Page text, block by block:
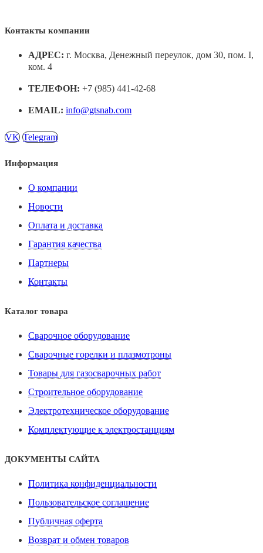
Контакты компании
АДРЕС: г. Москва, Денежный переулок, дом 30, пом. I,
ком. 4
ТЕЛЕФОН: +7 (985) 441-42-68
EMAIL: info@gtsnab.com
VK Telegram
Информация
О компании
Новости
Оплата и доставка
Гарантия качества
Партнеры
Контакты
Каталог товара
Сварочное оборудование
Сварочные горелки и плазмотроны
Товары для газосварочных работ
Строительное оборудование
Электротехническое оборудование
Комплектующие к электростанциям
ДОКУМЕНТЫ САЙТА
Политика конфиденциальности
Пользовательское соглашение
Публичная оферта
Возврат и обмен товаров